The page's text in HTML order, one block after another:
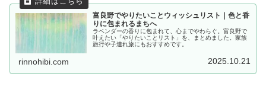
富良野でやりたいことウィッシュリスト｜色と香
りに包まれるまちへ
ラベンダーの香りに包まれて、心までやわらぐ。富良野で
叶えたい「やりたいことリスト」を、まとめました。家族
旅行や子連れ旅にもおすすめです。
rinnohibi.com 2025.10.21